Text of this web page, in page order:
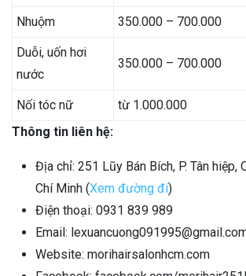
Nhuộm 350.000 – 700.000
Duỗi, uốn hơi
nước
350.000 – 700.000
Nối tóc nữ
từ 1.000.000
Thông tin liên hệ:
Địa chỉ: 251 Lũy Bán Bích, P. Tân hiệp,
Chí Minh (Xem đường đi)
Điện thoại: 0931 839 989
Email:
Website: morihairsalonhcm.com